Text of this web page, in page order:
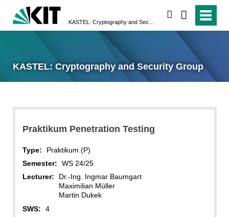
KASTEL: Cryptography and Security Group
Praktikum Penetration Testing
Type:
Praktikum (P)
Semester:
WS 24/25
Lecturer:
Dr.-Ing. Ingmar Baumgart
Maximilian Müller
Martin Dukek
SWS:
4